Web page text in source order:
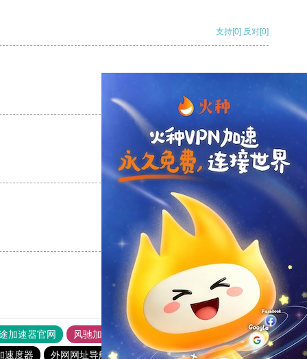
支持[0] 反对[0]
支持
支持[0] 反对[0]
支持[0] 反对[0]
加速器官网 风驰加速器
旋风加速器
速度器 外网网址导航 软件中心 雷霆加速 狂飙加速器